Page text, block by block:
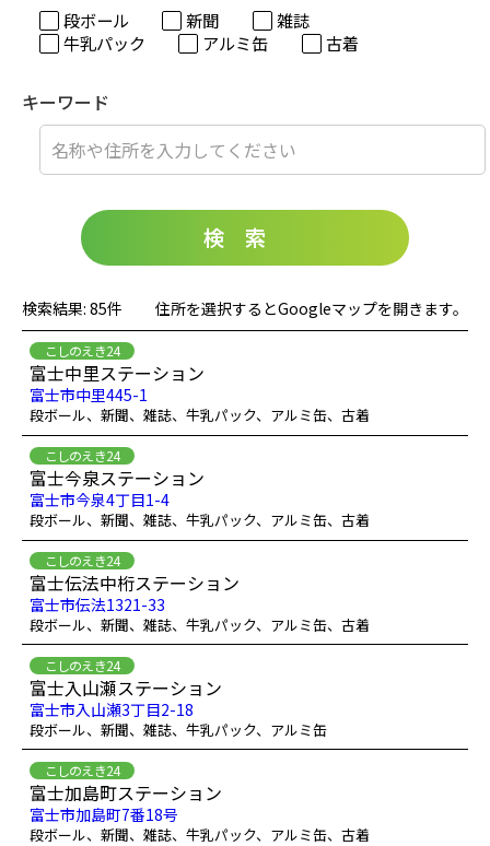
段ボール 新聞
雑誌
牛乳パック
アルミ缶 古着
キーワード
検索
検索結果: 85件 住所を選択するとGoogleマップを開きます。
こしのえき24
富士中里ステーション
富士市中里445-1
段ボール、新聞、雑誌、牛乳パック、アルミ缶、古着
こしのえき24
富士今泉ステーション
富士市今泉4丁目1-4
段ボール、新聞、雑誌、牛乳パック、アルミ缶、古着
こしのえき24
富士伝法中桁ステーション
富士市伝法1321-33
段ボール、新聞、雑誌、牛乳パック、アルミ缶、古着
こしのえき24
富士入山瀬ステーション
富士市入山瀬3丁目2-18
段ボール、新聞、雑誌、牛乳パック、アルミ缶
こしのえき24
富士加島町ステーション
富士市加島町7番18号
段ボール、新聞、雑誌、牛乳パック、アルミ缶、古着